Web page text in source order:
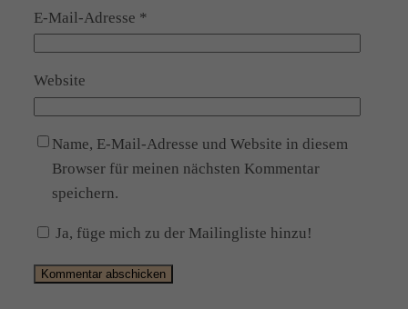
E-Mail-Adresse *
Website
Name, E-Mail-Adresse und Website in diesem
Browser für meinen nächsten Kommentar
speichern.
Ja, füge mich zu der Mailingliste hinzu!